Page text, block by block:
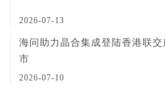
2026-07-13
海问助力晶合集成登陆香港联
市
2026-07-10